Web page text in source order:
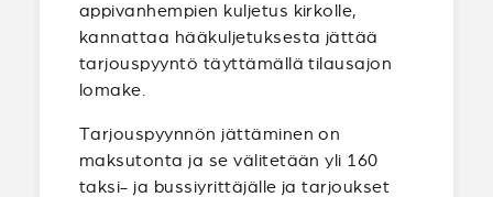
appivanhempien kuljetus kirkolle,
kannattaa hääkuljetuksesta jättää
tarjouspyyntö täyttämällä tilausajon
lomake.
Tarjouspyynnön jättäminen on
maksutonta ja se välitetään yli 160
taksi- ja bussiyrittäjälle ja tarjoukset